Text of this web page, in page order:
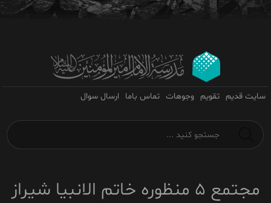
سایت قدیم تقویم وجوهات تماس باما ارسال سوال
مجتمع 5 منظوره خاتم الانبیا شیراز